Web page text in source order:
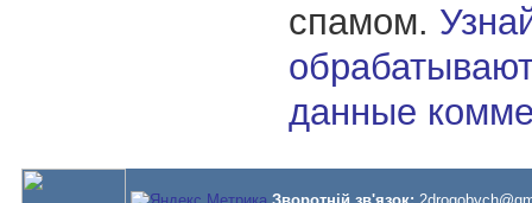
спамом.
данные